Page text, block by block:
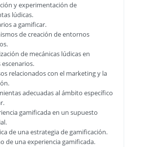
y experimentación de
lúdicas.
a gamificar.
de creación de entornos
de mecánicas lúdicas en
relacionados con el marketing y la
adecuadas al ámbito específico
gamificada en un supuesto
de una estrategia de gamificación.
de una experiencia gamificada.